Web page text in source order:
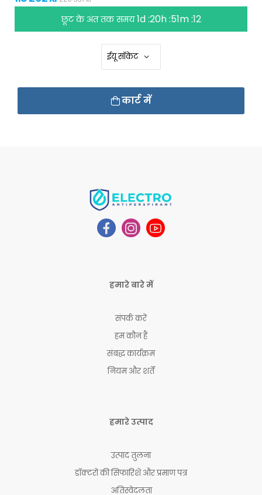
छूट के अंत तक समय1d :20h :51m :11
कार्ट में
हमारे बारे में
संपर्क करें
हम कौन हैं
संबद्ध कार्यक्रम
नियम और शर्तें
हमारे उत्पाद
उत्पाद तुलना
डॉक्टरों की सिफारिशें और प्रमाण पत्र
अतिस्वेदलता